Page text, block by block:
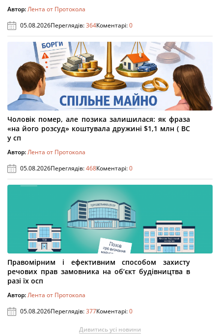
Автор:Лента от Протокола
05.08.2026Переглядів:364Коментарі:0
Чоловік помер, але позика залишилася: як фраза
«на його розсуд» коштувала дружині $1,1 млн ( ВС
у сп
Автор:Лента от Протокола
05.08.2026Переглядів:468Коментарі:0
Правомірним і ефективним способом захисту
речових прав замовника на об’єкт будівництва в
разі їх осп
Автор:Лента от Протокола
05.08.2026Переглядів:377Коментарі:0
Дивитись усі новини